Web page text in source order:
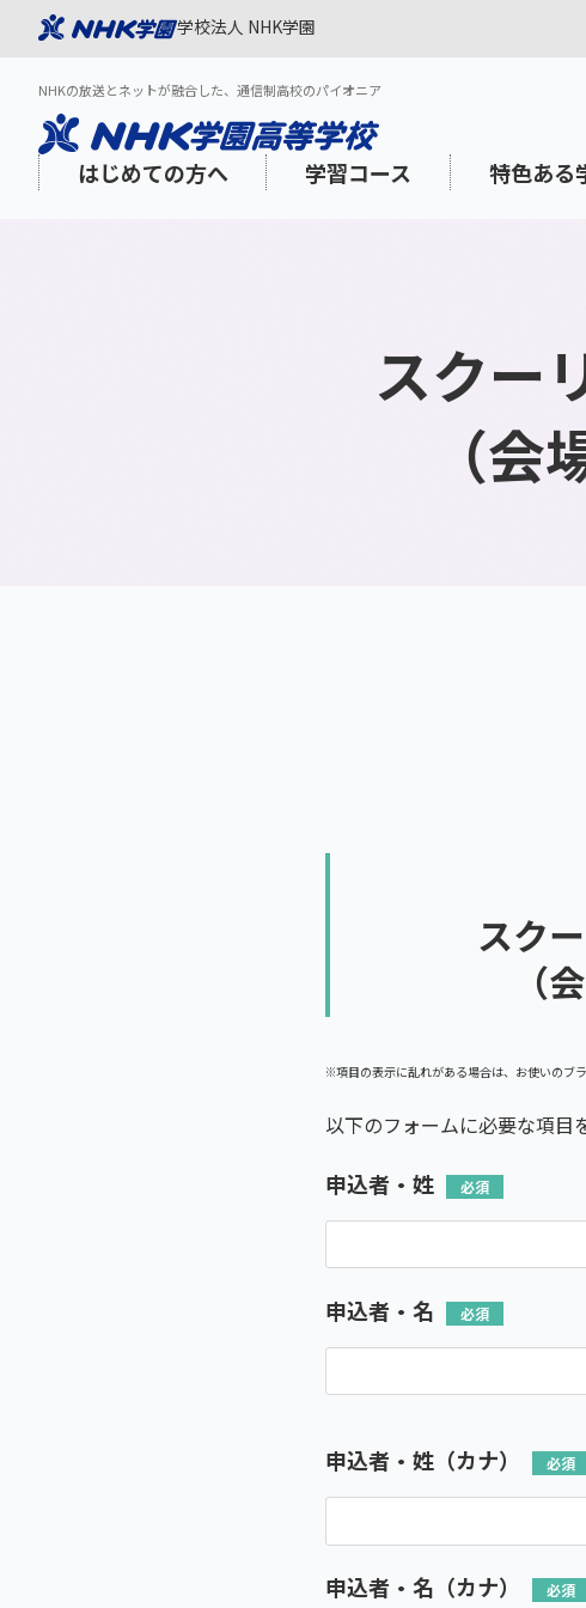
学校法人 NHK学園
NHKの放送とネットが融合した、通信制高校のパイオニア
はじめての方へ
3分でわかる！
社会人の方・
学習コース
登校プラス
特色ある
NHK学園のネッ
年間スケジュー
心理的・福祉面
インターネット出
学費サポート
スクー
（
スク
（
※項目の表示に乱れがある場合は、お使いのブ
以下のフォームに必要な項目
申込者・姓
申込者・名
申込者・姓（カナ）
申込者・名（カナ）